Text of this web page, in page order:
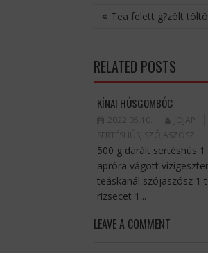
BEJEGYZÉS
NAVIGÁCIÓ
Tea felett g?zölt
RELATED POSTS
KÍNAI HÚSGOMBÓC
2022.05.10. JOJAP
SERTÉSHÚS, SZÓJASZÓSZ
500 g darált sertéshús 1
apróra vágott
teáskanál szójaszósz 1
rizsecet 1...
LEAVE A COMMENT